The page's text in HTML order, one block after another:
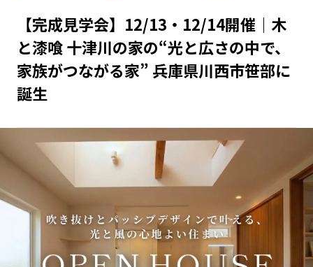
岩手エリア
秋田エリア
山形エリア
福島エリア
茨城エリア
栃木エリア
群馬エリア
埼玉エリア
神奈川エリア
新潟エリア
富山エリア
石川エリア
福井エリア
山梨エリア
長野エリア
岐阜エリア
愛知エリア
三重エリア
滋賀エリア
【完成見学会】12/13・12/14開催｜木
と漆喰 十津川の家の“光と広さの中で、
家族がつながる家” 兵庫県川西市笹部に
誕生